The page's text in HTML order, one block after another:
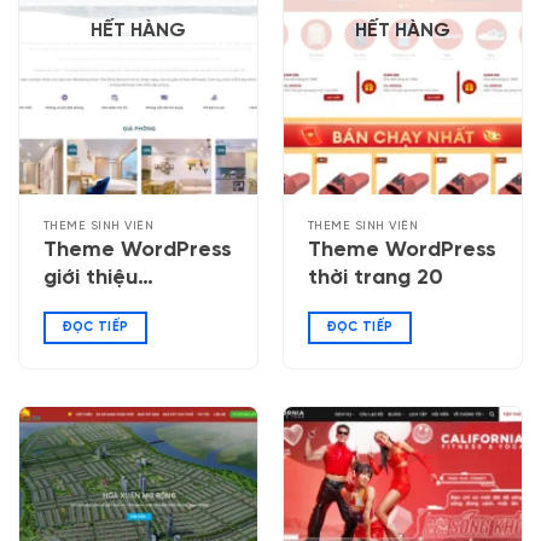
HẾT HÀNG
THEME SINH VIÊN
Theme WordPress
giới thiệu
homestay
ĐỌC TIẾP
HẾT HÀNG
THEME SINH VIÊN
Theme WordPress
thời trang 20
ĐỌC TIẾP